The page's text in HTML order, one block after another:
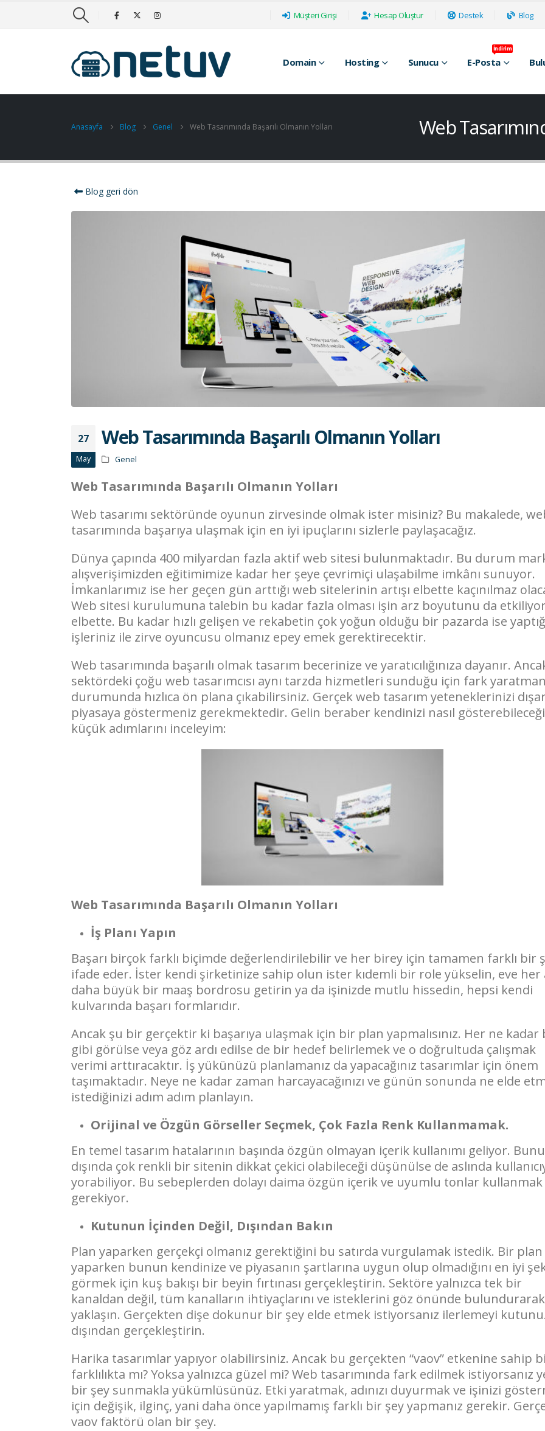
Müşteri Girişi Hesap Oluştur Destek Blog
Domain Hosting Sunucu E-Posta
İndirim
Anasayfa Blog Genel Web Tasarımında Başarılı Olmanın Yolları Web
Blog geri dön
27
May
Web Tasarımında Başarılı Olmanın Yolları
Genel
Web Tasarımında Başarılı Olmanın Yolları
Web tasarımı sektöründe oyunun zirvesinde olmak ister misiniz? Bu makalede,
tasarımında başarıya ulaşmak için en iyi ipuçlarını sizlerle paylaşacağız.
Dünya çapında 400 milyardan fazla aktif web sitesi bulunmaktadır. Bu durum
alışverişimizden eğitimimize kadar her şeye çevrimiçi ulaşabilme imkânı sunuyor.
İmkanlarımız ise her geçen gün arttığı web sitelerinin artışı elbette kaçınılmaz
Web sitesi kurulumuna talebin bu kadar fazla olması işin arz boyutunu da etkiliyor
elbette. Bu kadar hızlı gelişen ve rekabetin çok yoğun olduğu bir pazarda ise
işleriniz ile zirve oyuncusu olmanız epey emek gerektirecektir.
Web tasarımında başarılı olmak tasarım becerinize ve yaratıcılığınıza dayanır.
sektördeki çoğu web tasarımcısı aynı tarzda hizmetleri sunduğu için fark
durumunda hızlıca ön plana çıkabilirsiniz. Gerçek web tasarım yeteneklerinizi
piyasaya göstermeniz gerekmektedir. Gelin beraber kendinizi nasıl
küçük adımlarını inceleyim:
Web Tasarımında Başarılı Olmanın Yolları
İş Planı Yapın
Başarı birçok farklı biçimde değerlendirilebilir ve her birey için tamamen farklı bir
ifade eder. İster kendi şirketinize sahip olun ister kıdemli bir role yükselin, eve her
daha büyük bir maaş bordrosu getirin ya da işinizde mutlu hissedin, hepsi kendi
kulvarında başarı formlarıdır.
Ancak şu bir gerçektir ki başarıya ulaşmak için bir plan yapmalısınız. Her ne kadar
gibi görülse veya göz ardı edilse de bir hedef belirlemek ve o doğrultuda çalışmak
verimi arttıracaktır. İş yükünüzü planlamanız da yapacağınız tasarımlar için önem
taşımaktadır. Neye ne kadar zaman harcayacağınızı ve günün sonunda ne elde
istediğinizi adım adım planlayın.
Orijinal ve Özgün Görseller Seçmek, Çok Fazla Renk Kullanmamak.
En temel tasarım hatalarının başında özgün olmayan içerik kullanımı geliyor.
dışında çok renkli bir sitenin dikkat çekici olabileceği düşünülse de aslında
yorabiliyor. Bu sebeplerden dolayı daima özgün içerik ve uyumlu tonlar kullanmak
gerekiyor.
Kutunun İçinden Değil, Dışından Bakın
Plan yaparken gerçekçi olmanız gerektiğini bu satırda vurgulamak istedik. Bir plan
yaparken bunun kendinize ve piyasanın şartlarına uygun olup olmadığını en iyi
görmek için kuş bakışı bir beyin fırtınası gerçekleştirin. Sektöre yalnızca tek bir
kanaldan değil, tüm kanalların ihtiyaçlarını ve isteklerini göz önünde bulundurarak
yaklaşın. Gerçekten dişe dokunur bir şey elde etmek istiyorsanız ilerlemeyi
dışından gerçekleştirin.
Harika tasarımlar yapıyor olabilirsiniz. Ancak bu gerçekten “vaov” etkenine sahip
farklılıkta mı? Yoksa yalnızca güzel mi? Web tasarımında fark edilmek istiyorsanız
bir şey sunmakla yükümlüsünüz. Etki yaratmak, adınızı duyurmak ve işinizi
için değişik, ilginç, yani daha önce yapılmamış farklı bir şey yapmanız gerekir.
vaov faktörü olan bir şey.